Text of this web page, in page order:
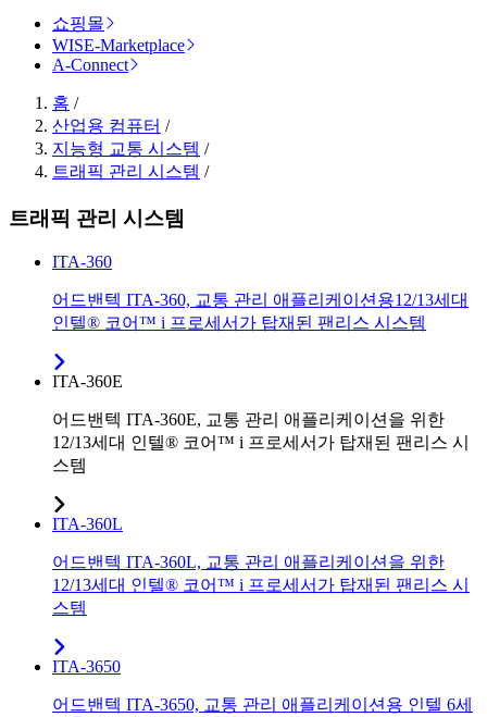
쇼핑몰
WISE-Marketplace
A-Connect
홈 /
산업용 컴퓨터 /
지능형 교통 시스템 /
트래픽 관리 시스템 /
트래픽 관리 시스템
ITA-360
어드밴텍 ITA-360, 교통 관리 애플리케이션용12/13세대
인텔® 코어™ i 프로세서가 탑재된 팬리스 시스템
ITA-360E
어드밴텍 ITA-360E, 교통 관리 애플리케이션을 위한
12/13세대 인텔® 코어™ i 프로세서가 탑재된 팬리스 시
스템
ITA-360L
어드밴텍 ITA-360L, 교통 관리 애플리케이션을 위한
12/13세대 인텔® 코어™ i 프로세서가 탑재된 팬리스 시
스템
ITA-3650
어드밴텍 ITA-3650, 교통 관리 애플리케이션용 인텔 6세